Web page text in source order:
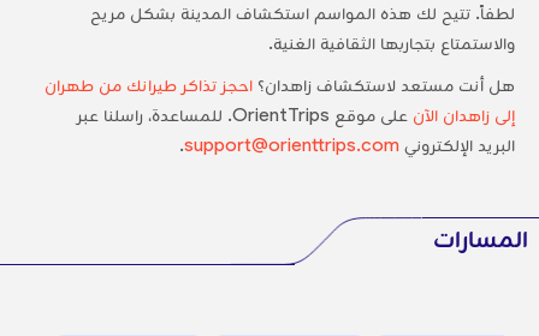
لطفاً. تتيح لك هذه المواسم استكشاف المدينة بشكل مريح
والاستمتاع بتجاربها الثقافية الغنية.
هل أنت مستعد لاستكشاف زاهدان؟ احجز تذاكر طيرانك من طهران
إلى زاهدان الآن
على موقع OrientTrips. للمساعدة، راسلنا عبر
البريد الإلكتروني support@orienttrips.com
.
المسارات